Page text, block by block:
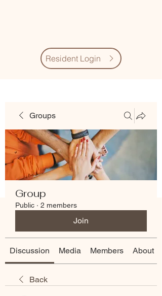
Resident Login
Groups
Group
Public · 2 members
Join
Discussion Media Members About
Back